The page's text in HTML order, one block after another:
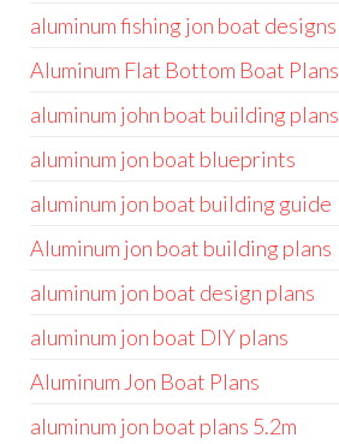
aluminum fishing jon boat designs
Aluminum Flat Bottom Boat Plans
aluminum john boat building plans
aluminum jon boat blueprints
aluminum jon boat building guide
Aluminum jon boat building plans
aluminum jon boat design plans
aluminum jon boat DIY plans
Aluminum Jon Boat Plans
aluminum jon boat plans 5.2m